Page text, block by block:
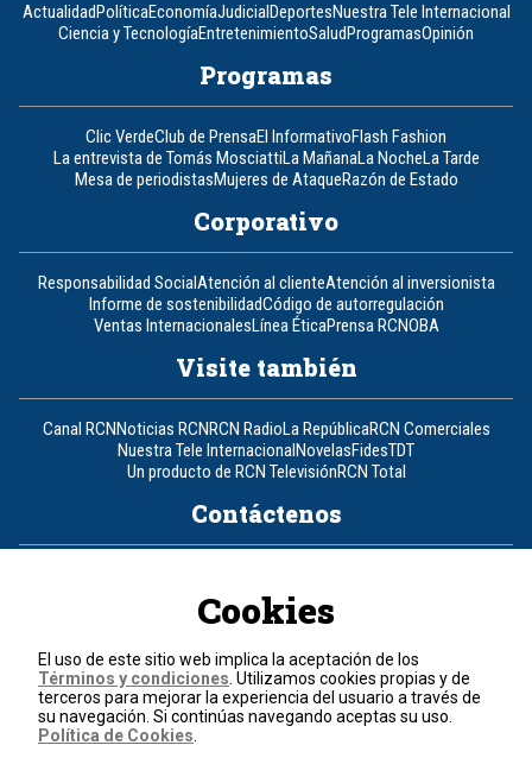
ActualidadPolíticaEconomíaJudicialDeportesNuestra Tele Internacional
Ciencia y TecnologíaEntretenimientoSaludProgramasOpinión
Programas
Clic VerdeClub de PrensaEl InformativoFlash Fashion
La entrevista de Tomás MosciattiLa MañanaLa NocheLa Tarde
Mesa de periodistasMujeres de AtaqueRazón de Estado
Corporativo
Responsabilidad SocialAtención al clienteAtención al inversionista
Informe de sostenibilidadCódigo de autorregulación
Ventas InternacionalesLínea ÉticaPrensa RCNOBA
Visite también
Canal RCNNoticias RCNRCN RadioLa RepúblicaRCN Comerciales
Nuestra Tele InternacionalNovelasFidesTDT
Un producto de RCN TelevisiónRCN Total
Contáctenos
Política de cookies
Términos y condiciones
© 2026, RCN Medios.
Todos los derechos reservados.
Cookies
El uso de este sitio web implica la aceptación de los
Términos y condiciones . Utilizamos cookies propias y de
terceros para mejorar la experiencia del usuario a través de
su navegación. Si continúas navegando aceptas su uso.
Política de Cookies